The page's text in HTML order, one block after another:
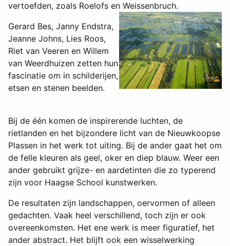
vertoefden, zoals Roelofs en Weissenbruch.
Gerard Bes, Janny Endstra,
Jeanne Johns, Lies Roos,
Riet van Veeren en Willem
van Weerdhuizen zetten hun
fascinatie om in schilderijen,
etsen en stenen beelden.
Bij de één komen de inspirerende luchten, de
rietlanden en het bijzondere licht van de Nieuwkoopse
Plassen in het werk tot uiting. Bij de ander gaat het om
de felle kleuren als geel, oker en diep blauw. Weer een
ander gebruikt grijze- en aardetinten die zo typerend
zijn voor Haagse School kunstwerken.
De resultaten zijn landschappen, oervormen of alleen
gedachten. Vaak heel verschillend, toch zijn er ook
overeenkomsten. Het ene werk is meer figuratief, het
ander abstract. Het blijft ook een wisselwerking